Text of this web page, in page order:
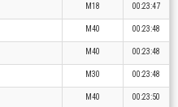
M18 00:23:47
M40 00:23:48
M40 00:23:48
M30 00:23:48
M40 00:23:50